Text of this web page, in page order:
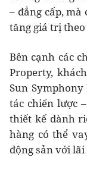
– đẳng cấp,
tăng giá trị
Bên cạnh các
Property,
Sun
tác chiến lược
thiết kế dành
hàng có thể
động sản với